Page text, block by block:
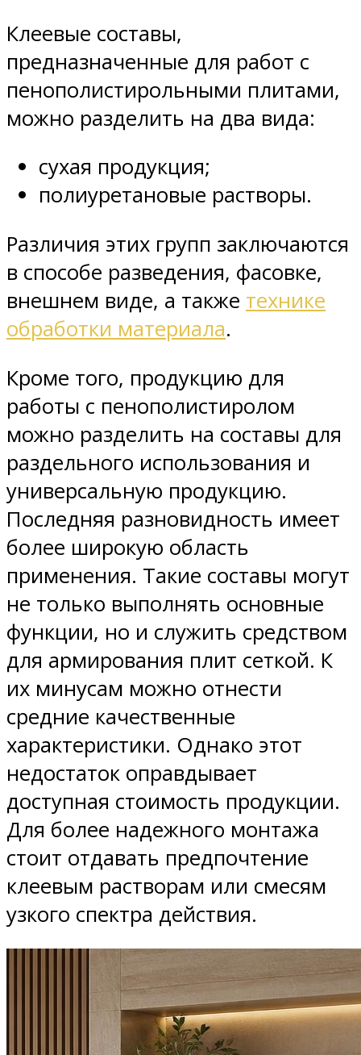
Клеевые составы,
предназначенные для работ с
пенополистирольными плитами,
можно разделить на два вида:
сухая продукция;
полиуретановые растворы.
Различия этих групп заключаются
в способе разведения, фасовке,
внешнем виде, а также технике
обработки материала.
Кроме того, продукцию для
работы с пенополистиролом
можно разделить на составы для
раздельного использования и
универсальную продукцию.
Последняя разновидность имеет
более широкую область
применения. Такие составы могут
не только выполнять основные
функции, но и служить средством
для армирования плит сеткой. К
их минусам можно отнести
средние качественные
характеристики. Однако этот
недостаток оправдывает
доступная стоимость продукции.
Для более надежного монтажа
стоит отдавать предпочтение
клеевым растворам или смесям
узкого спектра действия.